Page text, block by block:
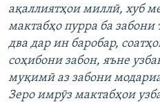
ақаллиятҳои миллӣ, хуб
мактабҳо пурра ба
два дар ин баробар,
соҳибони забон, яъне
муқимӣ аз забони
Зеро имрӯз мактабҳои